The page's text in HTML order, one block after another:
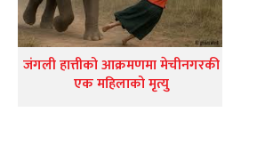
जंगली हात्तीको आक्रमणमा मेचीनगरकी
एक महिलाको मृत्यु